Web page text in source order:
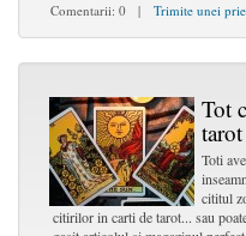
Comentarii: 0 | Trimite unei
Tot
Toti
cititul
citirilor in carti de tarot... sau